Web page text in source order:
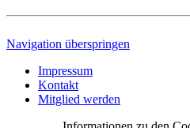
Navigation überspringen
Impressum
Kontakt
Mitglied werden